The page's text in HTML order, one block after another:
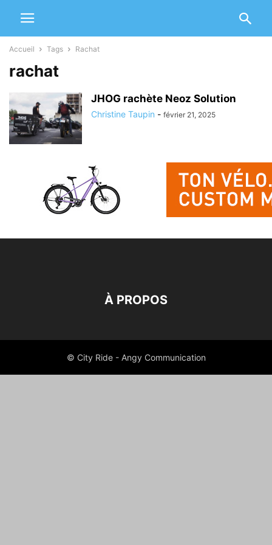
Accueil Tags Rachat
rachat
JHOG rachète Neoz Solution
Christine Taupin - février 21, 2025
À PROPOS
© City Ride - Angy Communication